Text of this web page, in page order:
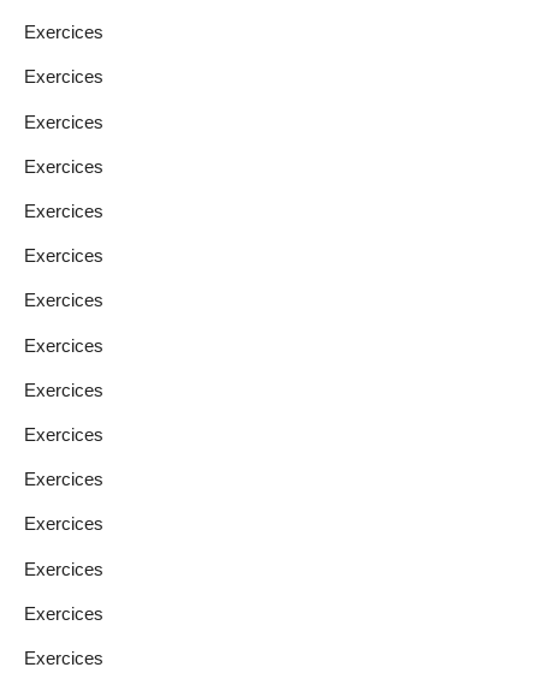
Exercices
Exercices
Exercices
Exercices
Exercices
Exercices
Exercices
Exercices
Exercices
Exercices
Exercices
Exercices
Exercices
Exercices
Exercices